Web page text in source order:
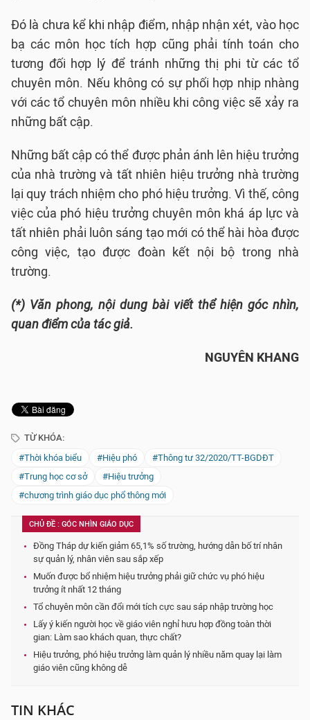
Đó là chưa kể khi nhập điểm, nhập nhận xét, vào học
bạ các môn học tích hợp cũng phải tính toán cho
tương đối hợp lý để tránh những thị phi từ các tổ
chuyên môn. Nếu không có sự phối hợp nhịp nhàng
với các tổ chuyên môn nhiều khi công việc sẽ xảy ra
những bất cập.
Những bất cập có thể được phản ánh lên hiệu trưởng
của nhà trường và tất nhiên hiệu trưởng nhà trường
lại quy trách nhiệm cho phó hiệu trưởng. Vì thế, công
việc của phó hiệu trưởng chuyên môn khá áp lực và
tất nhiên phải luôn sáng tạo mới có thể hài hòa được
công việc, tạo được đoàn kết nội bộ trong nhà
trường.
(*) Văn phong, nội dung bài viết thể hiện góc nhìn,
quan điểm của tác giả.
NGUYÊN KHANG
TỪ KHÓA:
#Thời khóa biểu
#Hiệu phó
#Thông tư 32/2020/TT-BGDĐT
#Trung học cơ sở
#Hiệu trưởng
#chương trình giáo dục phổ thông mới
CHỦ ĐỀ : GÓC NHÌN GIÁO DỤC
Đồng Tháp dự kiến giảm 65,1% số trường, hướng dẫn bố trí nhân
sự quản lý, nhân viên sau sắp xếp
Muốn được bổ nhiệm hiệu trưởng phải giữ chức vụ phó hiệu
trưởng ít nhất 12 tháng
Tổ chuyên môn cần đổi mới tích cực sau sáp nhập trường học
Lấy ý kiến người học về giáo viên nghỉ hưu hợp đồng toàn thời
gian: Làm sao khách quan, thực chất?
Hiệu trưởng, phó hiệu trưởng làm quản lý nhiều năm quay lại làm
giáo viên cũng không dễ
TIN KHÁC